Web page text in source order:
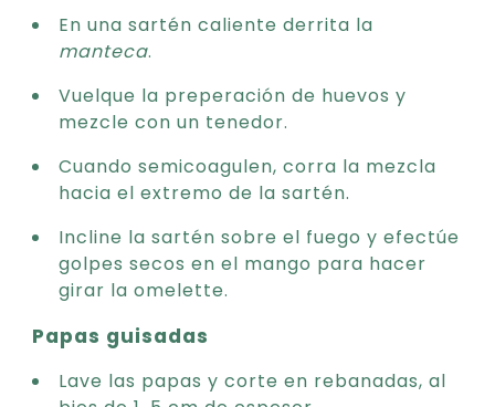
En una sartén caliente derrita la
manteca.
Vuelque la preperación de huevos y
mezcle con un tenedor.
Cuando semicoagulen, corra la mezcla
hacia el extremo de la sartén.
Incline la sartén sobre el fuego y efectúe
golpes secos en el mango para hacer
girar la omelette.
Papas guisadas
Lave las papas y corte en rebanadas, al